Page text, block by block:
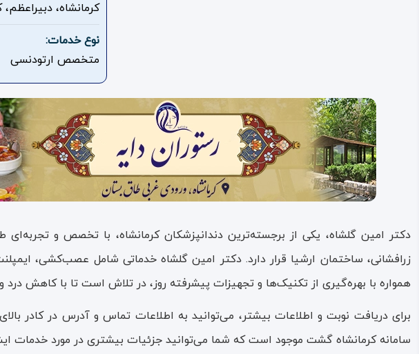
کرمانشاه،
نوع خدمات:
متخصص ارتودنسی
دکتر امین گلشاه، یکی از برجسته‌ترین دندانپزشکان کرمانشاه، با تخصص و
زرافشانی، ساختمان ارشیا قرار دارد. دکتر امین گلشاه خدماتی شامل عصب‌کشی،
همواره با بهره‌گیری از تکنیک‌ها و تجهیزات پیشرفته روز، در تلاش است تا با کاهش
برای دریافت نوبت و اطلاعات بیشتر، می‌توانید به اطلاعات تماس و آدرس در کادر
سامانه کرمانشاه گشت موجود است که شما می‌توانید جزئیات بیشتری در مورد خدمات